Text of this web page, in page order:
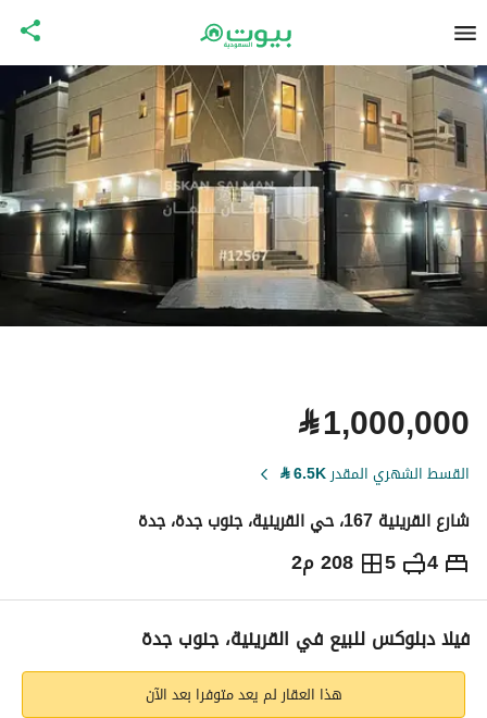
⃁1,000,000
القسط الشهري المقدر6.5K
⃁
شارع القرينية 167، حي القرينية، جنوب جدة، جدة
4
5 208 م2 ⃁
1,000,000
التفاصيل معلومات ترخيص الإعلان
فيلا دبلوكس للبيع في القرينية، جنوب جدة
هذا العقار لم يعد متوفرا بعد الآن